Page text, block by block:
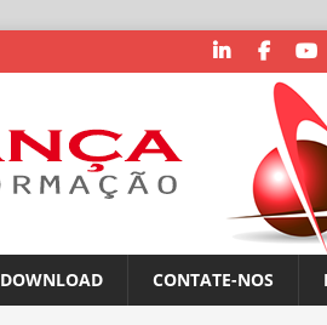
DOWNLOAD CONTATE-NOS